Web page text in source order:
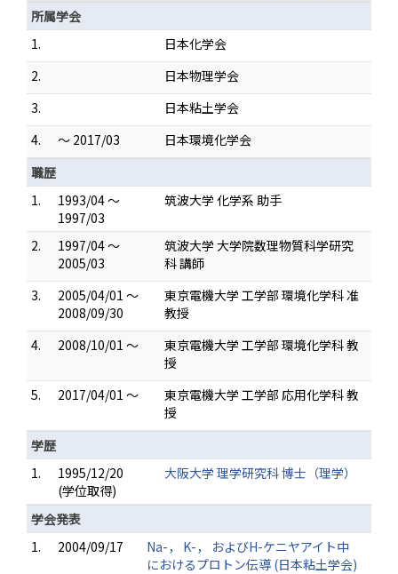
所属学会
1.
日本化学会
2.
日本物理学会
3.
日本粘土学会
4.
～ 2017/03
日本環境化学会
職歴
1.
1993/04 ～
1997/03
筑波大学 化学系 助手
2.
1997/04 ～
2005/03
筑波大学 大学院数理物質科学研究
科 講師
3.
2005/04/01 ～
2008/09/30
東京電機大学 工学部 環境化学科 准
教授
4.
2008/10/01 ～
東京電機大学 工学部 環境化学科 教
授
5.
2017/04/01 ～
東京電機大学 工学部 応用化学科 教
授
学歴
1.
1995/12/20
(学位取得)
大阪大学 理学研究科 博士（理学）
学会発表
1.
2004/09/17
Na-， K-， およびH-ケニヤアイト中
におけるプロトン伝導 (日本粘土学会)